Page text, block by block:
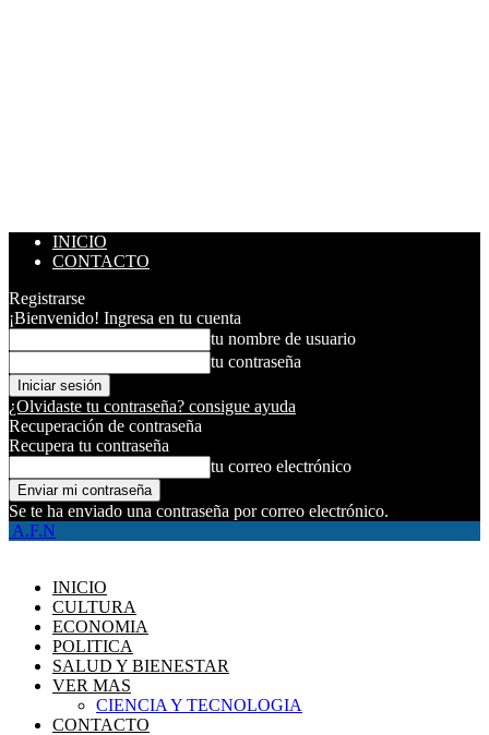
INICIO
CONTACTO
Registrarse
¡Bienvenido! Ingresa en tu cuenta
tu nombre de usuario
tu contraseña
¿Olvidaste tu contraseña? consigue ayuda
Recuperación de contraseña
Recupera tu contraseña
tu correo electrónico
Se te ha enviado una contraseña por correo electrónico.
A.F.N
INICIO
CULTURA
ECONOMIA
POLITICA
SALUD Y BIENESTAR
VER MAS
CIENCIA Y TECNOLOGIA
CONTACTO